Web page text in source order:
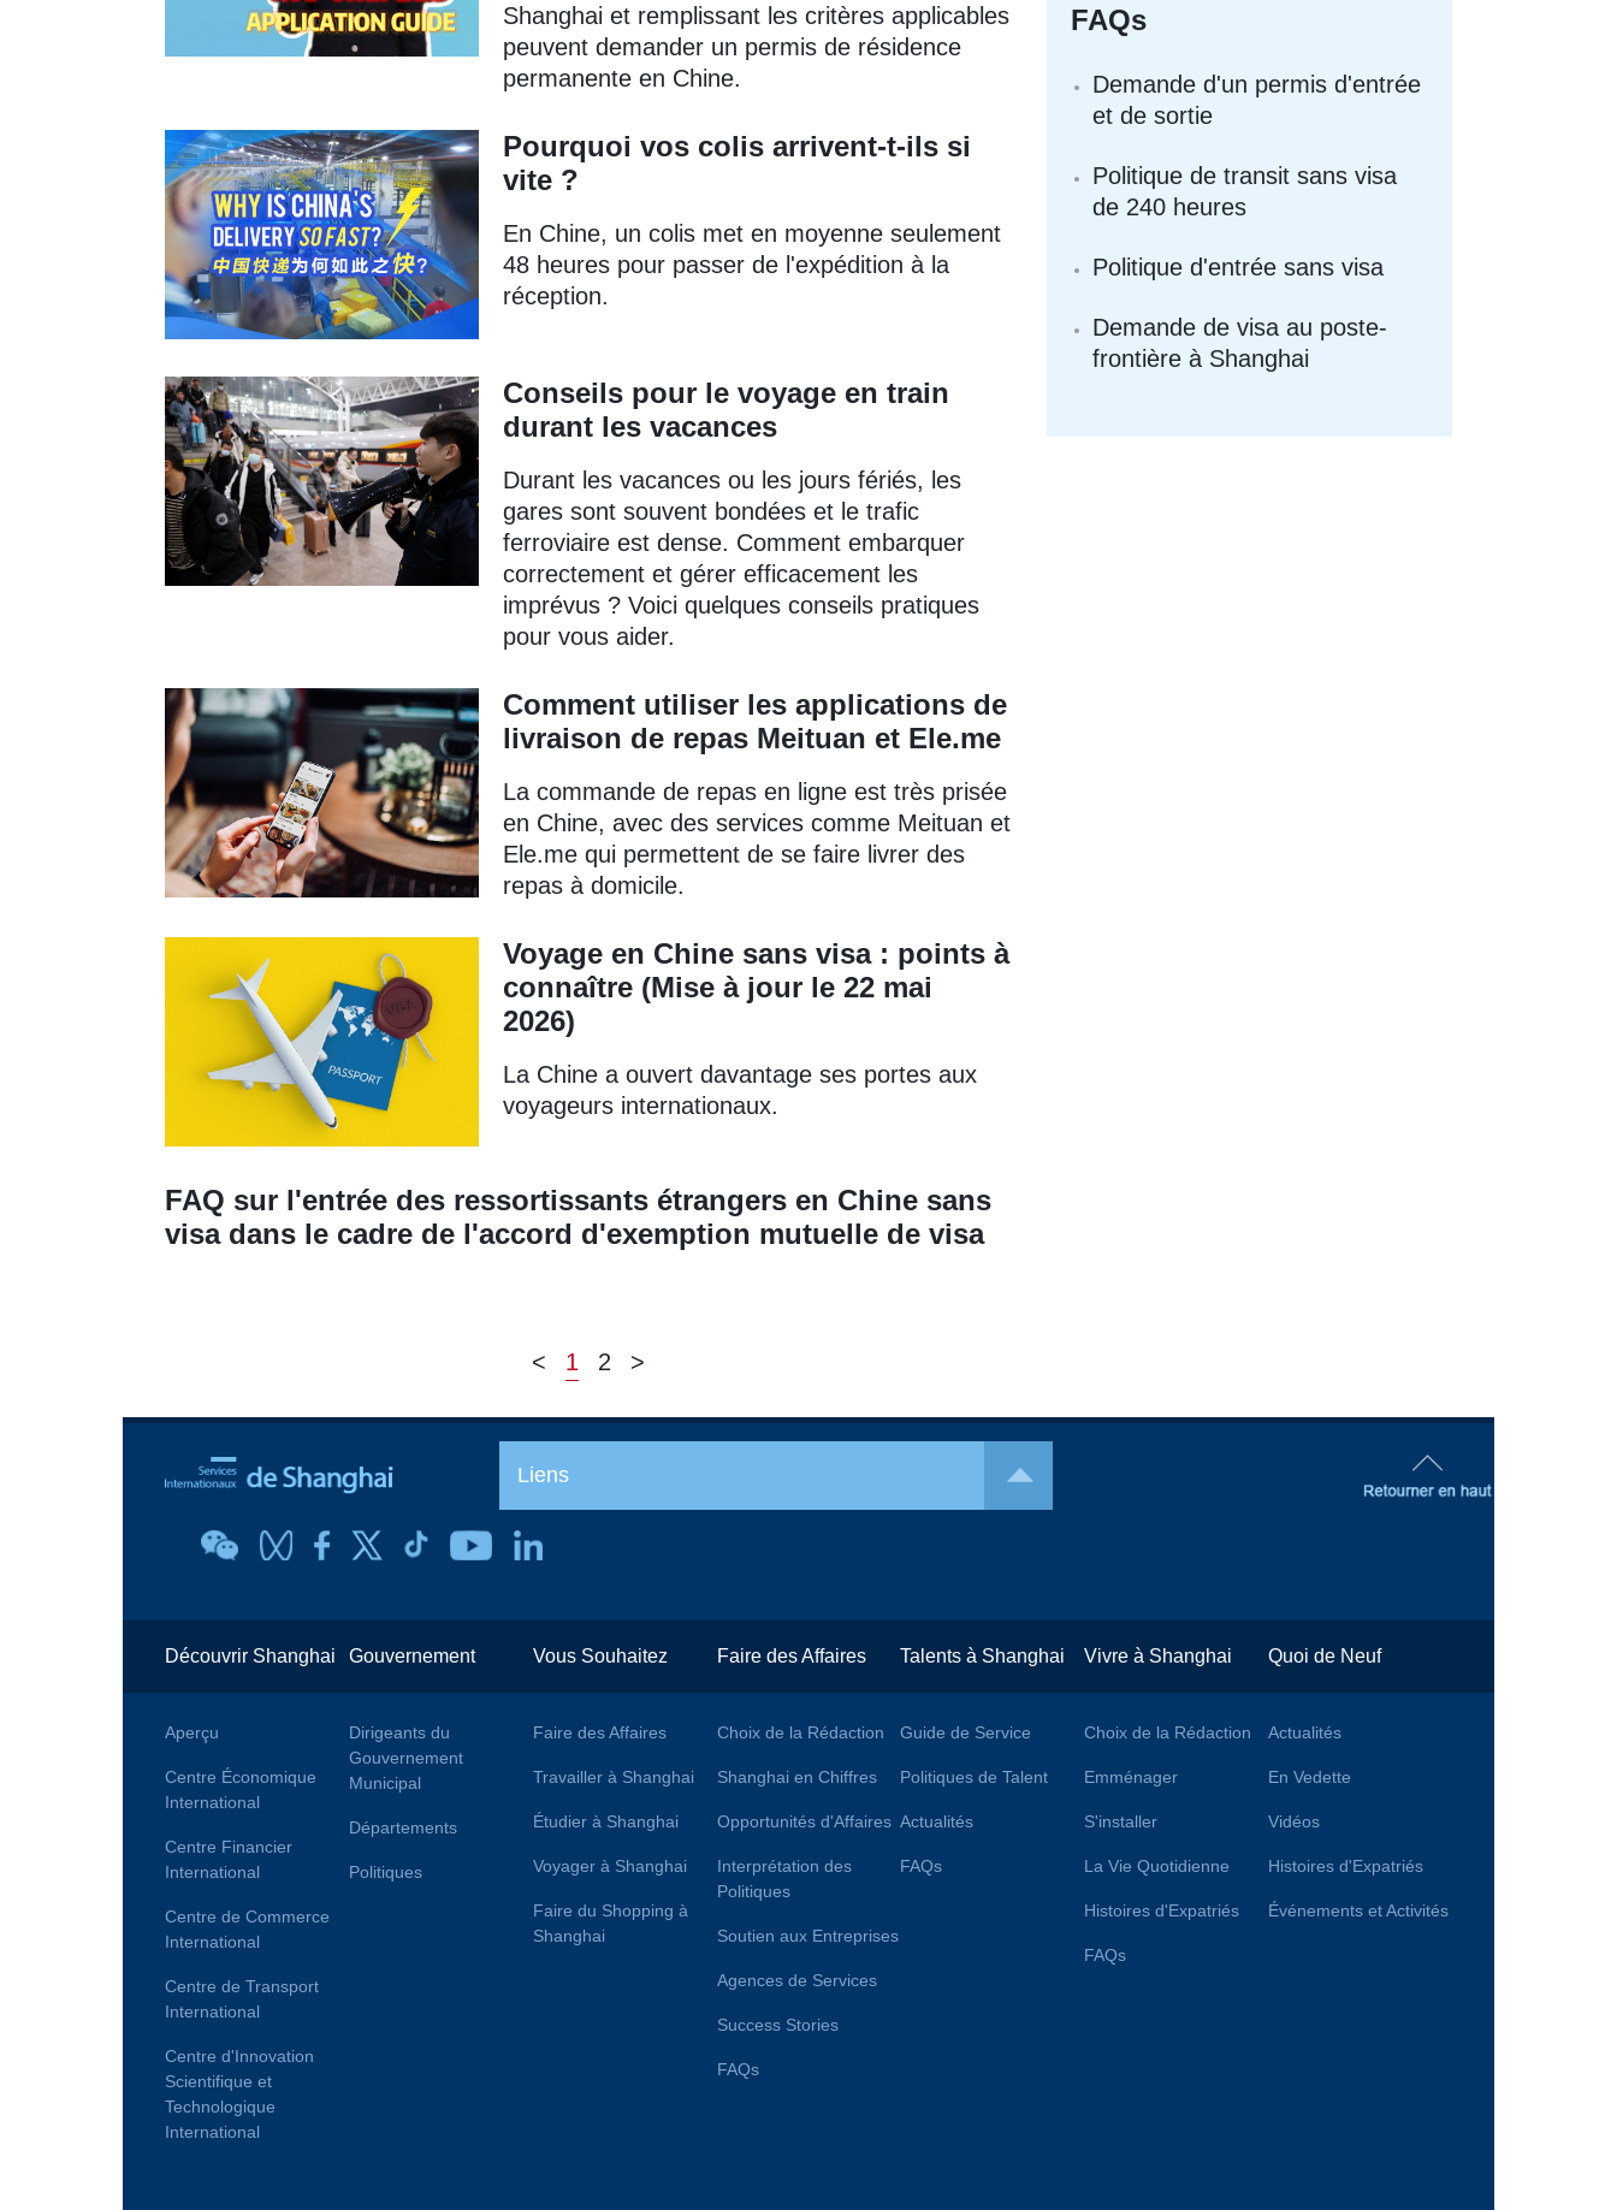
Shanghai et remplissant les critères applicables
peuvent demander un permis de résidence
permanente en Chine.
Pourquoi vos colis arrivent-t-ils si
vite ?
En Chine, un colis met en moyenne seulement
48 heures pour passer de l'expédition à la
réception.
Conseils pour le voyage en train
durant les vacances
Durant les vacances ou les jours fériés, les
gares sont souvent bondées et le trafic
ferroviaire est dense. Comment embarquer
correctement et gérer efficacement les
imprévus ? Voici quelques conseils pratiques
pour vous aider.
Comment utiliser les applications de
livraison de repas Meituan et Ele.me
La commande de repas en ligne est très prisée
en Chine, avec des services comme Meituan et
Ele.me qui permettent de se faire livrer des
repas à domicile.
Voyage en Chine sans visa : points à
connaître (Mise à jour le 22 mai
2026)
La Chine a ouvert davantage ses portes aux
voyageurs internationaux.
FAQ sur l'entrée des ressortissants étrangers en Chine sans
visa dans le cadre de l'accord d'exemption mutuelle de visa
< 1 2 >
FAQs
Demande d'un permis d'entrée
et de sortie
Politique de transit sans visa
de 240 heures
Politique d'entrée sans visa
Demande de visa au poste-
frontière à Shanghai
Liens
Découvrir Shanghai
Aperçu
Centre Économique
International
Centre Financier
International
Centre de Commerce
International
Centre de Transport
International
Centre d'Innovation
Scientifique et
Technologique
International
Gouvernement
Dirigeants du
Gouvernement
Municipal
Départements
Politiques
Vous Souhaitez
Faire des Affaires
Travailler à Shanghai
Étudier à Shanghai
Voyager à Shanghai
Faire du Shopping à
Shanghai
Faire des Affaires
Choix de la Rédaction
Shanghai en Chiffres
Opportunités d'Affaires
Interprétation des
Politiques
Soutien aux Entreprises
Agences de Services
Success Stories
FAQs
Talents à Shanghai
Guide de Service
Politiques de Talent
Actualités
FAQs
Vivre à Shanghai
Choix de la Rédaction
Emménager
S'installer
La Vie Quotidienne
Histoires d'Expatriés
FAQs
Quoi de Neuf
Actualités
En Vedette
Vidéos
Histoires d'Expatriés
Événements et Activités